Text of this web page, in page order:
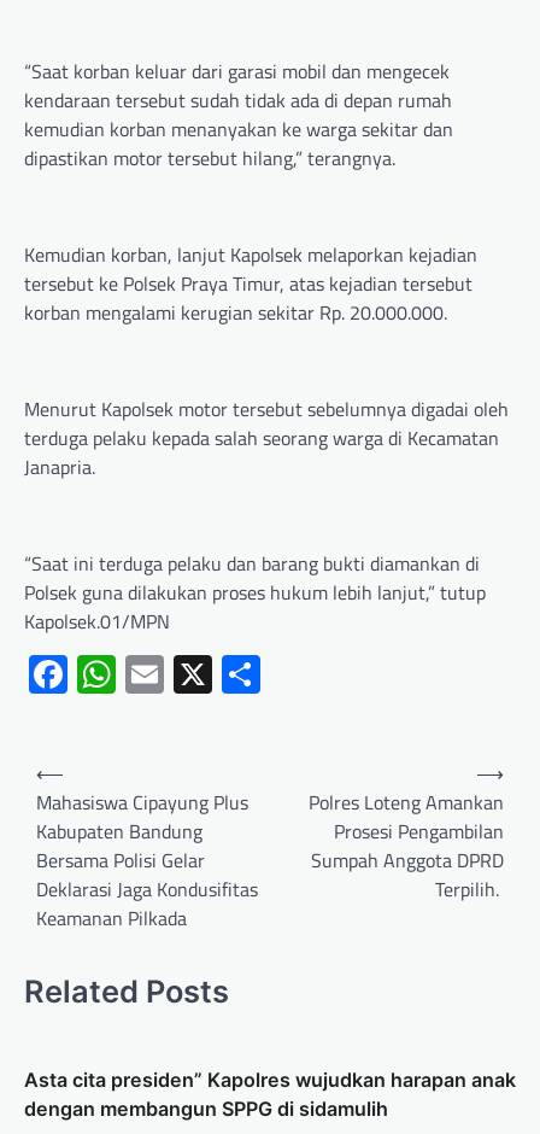
“Saat korban keluar dari garasi mobil dan mengecek
kendaraan tersebut sudah tidak ada di depan rumah
kemudian korban menanyakan ke warga sekitar dan
dipastikan motor tersebut hilang,” terangnya.
Kemudian korban, lanjut Kapolsek melaporkan kejadian
tersebut ke Polsek Praya Timur, atas kejadian tersebut
korban mengalami kerugian sekitar Rp. 20.000.000.
Menurut Kapolsek motor tersebut sebelumnya digadai oleh
terduga pelaku kepada salah seorang warga di Kecamatan
Janapria.
“Saat ini terduga pelaku dan barang bukti diamankan di
Polsek guna dilakukan proses hukum lebih lanjut,” tutup
Kapolsek.01/MPN
Facebook
WhatsApp
Email
X
⟵
Mahasiswa Cipayung Plus
Kabupaten Bandung
Bersama Polisi Gelar
Deklarasi Jaga Kondusifitas
Keamanan Pilkada
Polres Loteng Amankan
Prosesi Pengambilan
Sumpah Anggota DPRD
Terpilih.
⟶
Related Posts
Asta cita presiden” Kapolres wujudkan harapan anak
dengan membangun SPPG di sidamulih